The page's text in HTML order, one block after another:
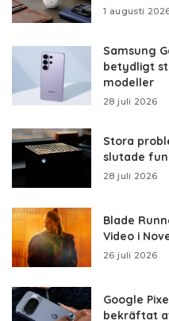
1 augusti
Samsung
betydligt
modeller
28 juli 2026
Stora
slutade
28 juli 2026
Blade
Video i
26 juli 2026
Google
bekräftat